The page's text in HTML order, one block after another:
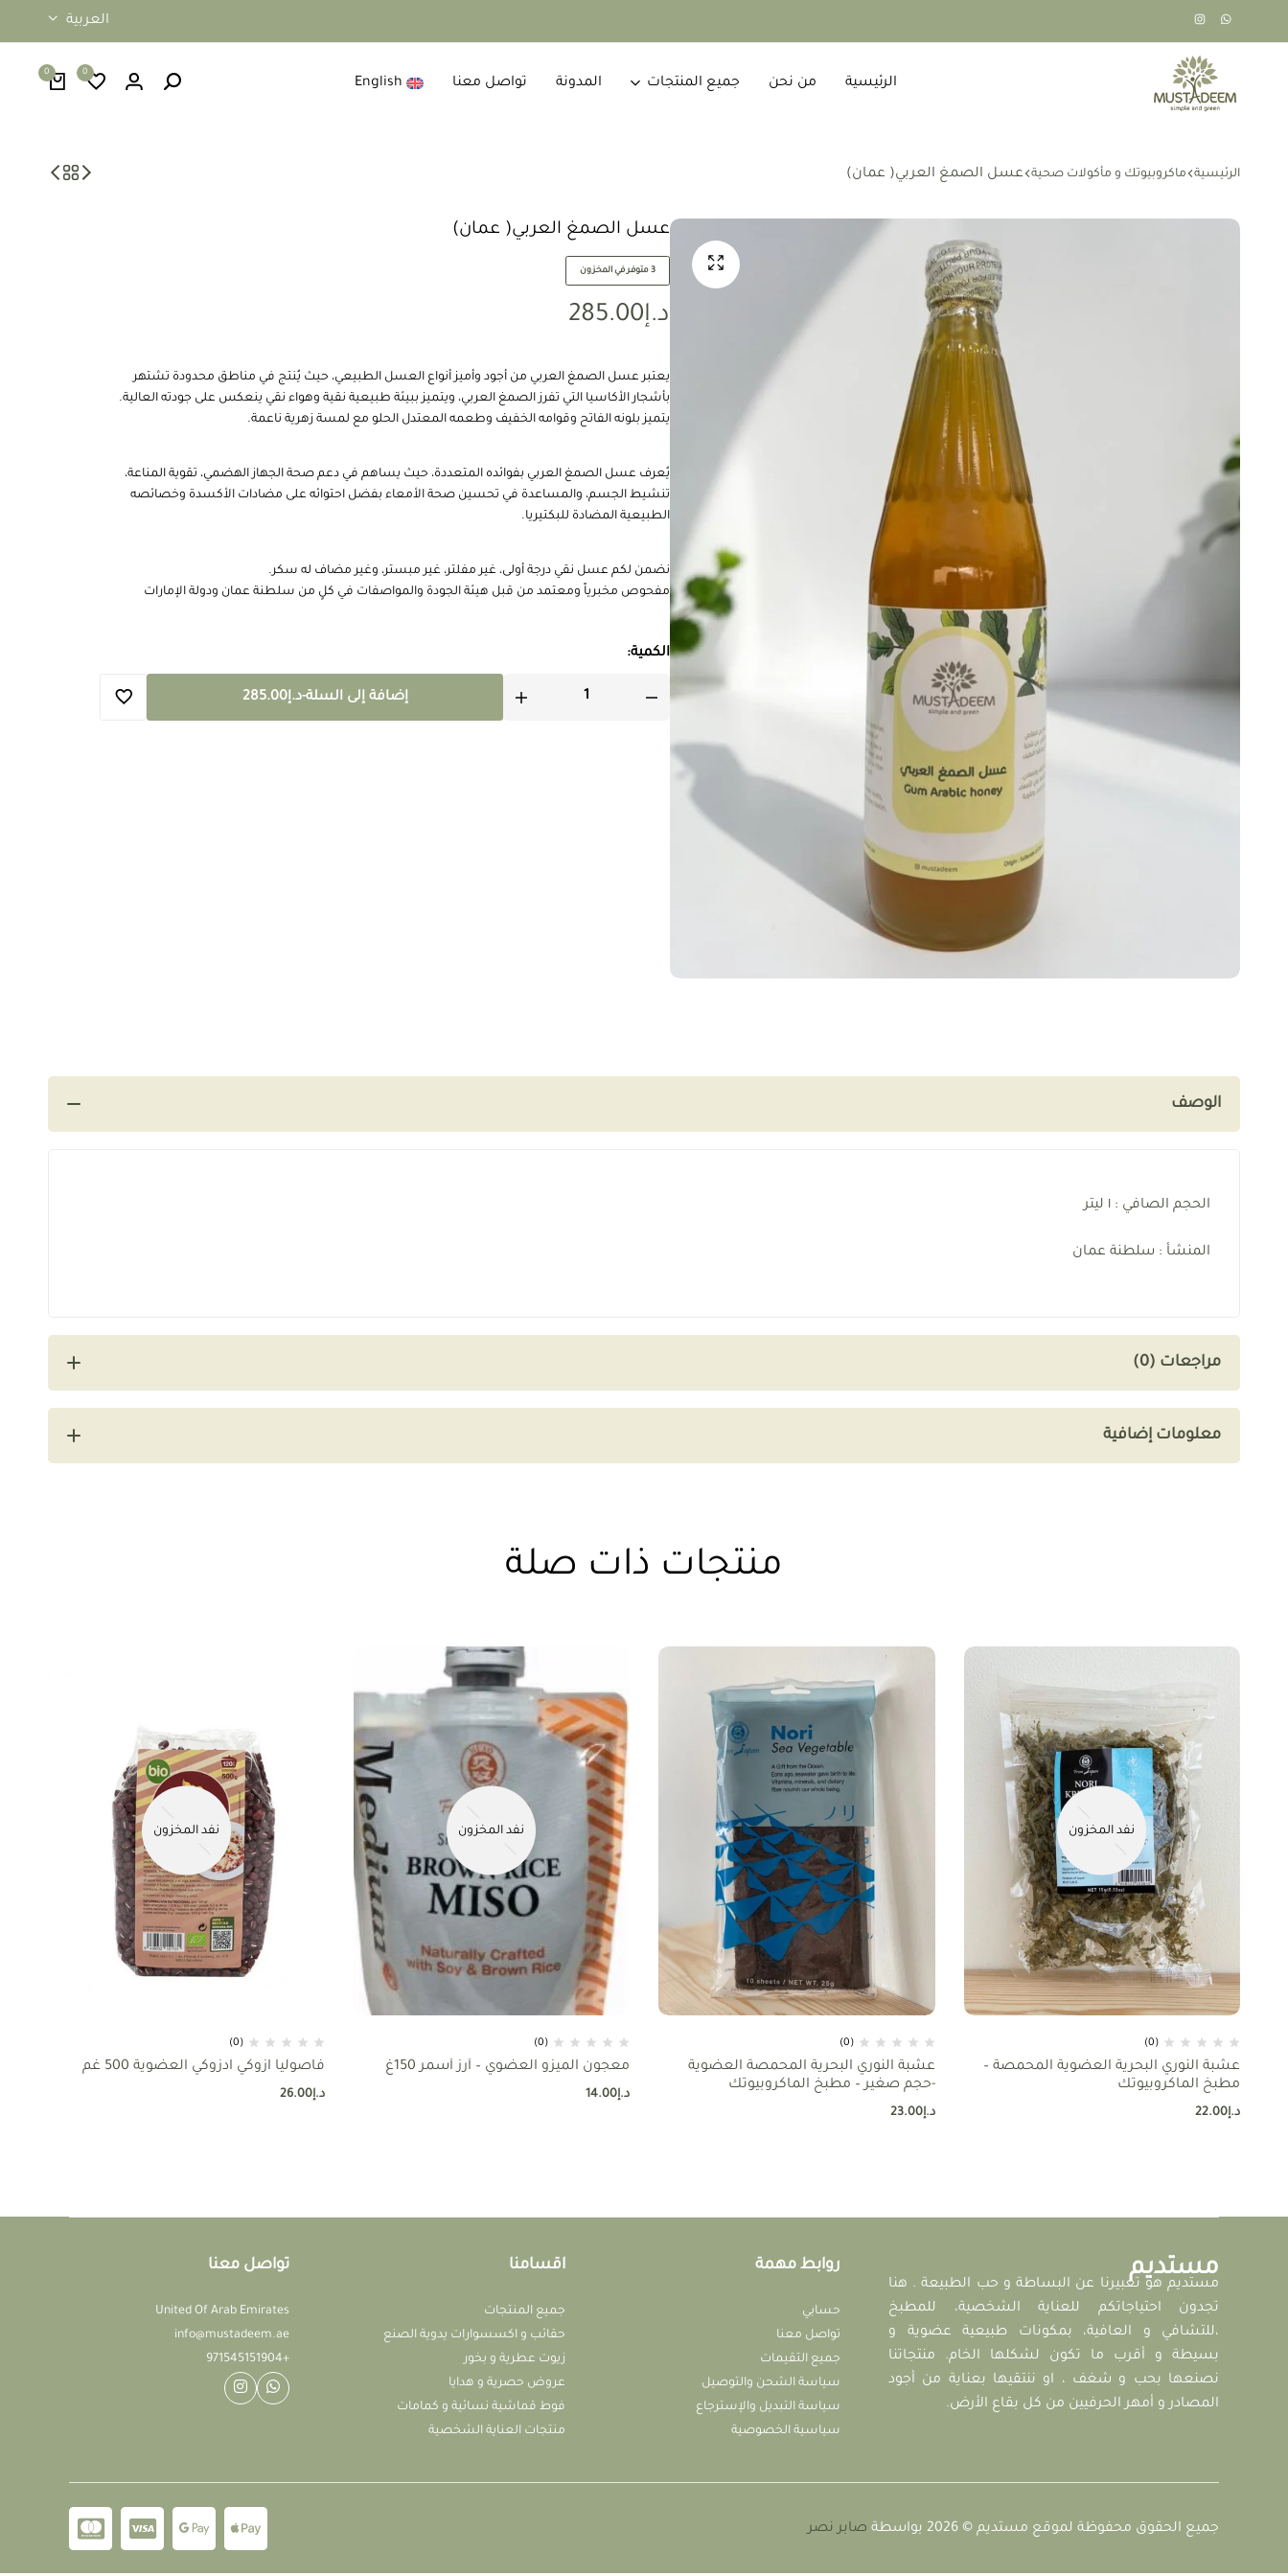
العربية
بسيط
الرئيسية من نحن جميع المنتجات المدونة تواصل معنا English
0
0
الرئيسية ماكروبيوتك و مأكولات صحية عسل الصمغ العربي( عمان)
عسل الصمغ العربي( عمان)
3 متوفر في المخزون
د.إ285.00
ُيعتبر عسل الصمغ العربي من أجود وأميز أنواع العسل الطبيعي، حيث يُنتج في مناطق محدودة تشتهر
بأشجار الأكاسيا التي تفرز الصمغ العربي، ويتميز ببيئة طبيعية نقية وهواء نقي ينعكس على جودته العالية.
يتميز بلونه الفاتح وقوامه الخفيف وطعمه المعتدل الحلو مع لمسة زهرية ناعمة.
يُعرف عسل الصمغ العربي بفوائده المتعددة، حيث يساهم في دعم صحة الجهاز الهضمي، تقوية المناعة،
تنشيط الجسم، والمساعدة في تحسين صحة الأمعاء بفضل احتوائه على مضادات الأكسدة وخصائصه
الطبيعية المضادة للبكتيريا.
نضمن لكم عسل نقي درجة أولى، غير مفلتر، غير مبستر، وغير مضاف له سكر.
مفحوص مخبرياً ومعتمد من قبل هيئة الجودة والمواصفات في كلٍ من سلطنة عمان ودولة الإمارات
الكمية:
إضافة إلى السلة-د.إ285.00
الوصف
الحجم الصافي : ١ ليتر
المنشأ : سلطنة عمان
مراجعات (0)
معلومات إضافية
منتجات ذات صلة
نفد المخزون
(0)
عشبة النوري البحرية العضوية المحمصة –
مطبخ الماكروبيوتك
د.إ22.00
(0)
عشبة النوري البحرية المحمصة العضوية
-حجم صغير – مطبخ الماكروبيوتك
د.إ23.00
نفد المخزون
(0)
معجون الميزو العضوي – أرز أسمر 150غ
د.إ14.00
نفد المخزون
(0)
فاصوليا ازوكي ادزوكي العضوية 500 غم
د.إ26.00
مستديم
مستديم هو تعبيرنا عن البساطة و حب الطبيعة . هنا
تجدون احتياجاتكم للعناية الشخصية، للمطبخ
،للتشافي و العافية، بمكونات طبيعية عضوية و
بسيطة و أقرب ما تكون لشكلها الخام. منتجاتنا
نصنعها بحب و شغف ، او ننتقيها بعناية من أجود
المصادر و أمهر الحرفيين من كل بقاع الأرض.
روابط مهمة
حسابي
تواصل معنا
جميع التقيمات
سياسة الشحن والتوصيل
سياسة التبديل واﻹسترجاع
سياسية الخصوصية
اقسامنا
جميع المنتجات
حقائب و اكسسوارات يدوية الصنع
زيوت عطرية و بخور
عروض حصرية و هدايا
فوط قماشية نسائية و كمامات
منتجات العناية الشخصية
تواصل معنا
United Of Arab Emirates
info@mustadeem.ae
+971545151904
جميع الحقوق محفوظة لموقع مستديم © 2026 بواسطة صابر نصر